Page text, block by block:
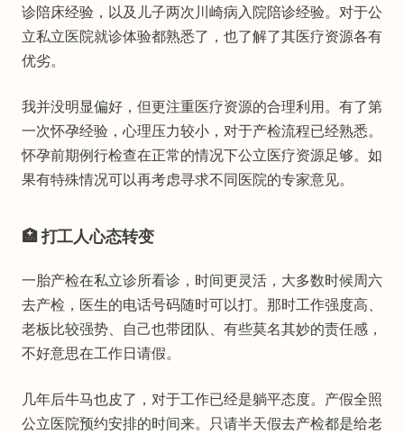
诊陪床经验，以及儿子两次川崎病入院陪诊经验。对于公
立私立医院就诊体验都熟悉了，也了解了其医疗资源各有
优劣。
我并没明显偏好，但更注重医疗资源的合理利用。有了第
一次怀孕经验，心理压力较小，对于产检流程已经熟悉。
怀孕前期例行检查在正常的情况下公立医疗资源足够。如
果有特殊情况可以再考虑寻求不同医院的专家意见。
🏥 打工人心态转变
一胎产检在私立诊所看诊，时间更灵活，大多数时候周六
去产检，医生的电话号码随时可以打。那时工作强度高、
老板比较强势、自己也带团队、有些莫名其妙的责任感，
不好意思在工作日请假。
几年后牛马也皮了，对于工作已经是躺平态度。产假全照
公立医院预约安排的时间来。只请半天假去产检都是给老